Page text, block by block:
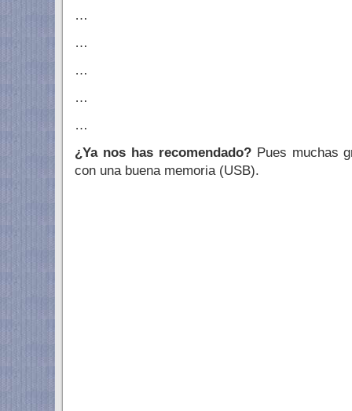
…
…
…
…
…
¿Ya nos has recomendado? Pues muchas
con una buena memoria (USB).